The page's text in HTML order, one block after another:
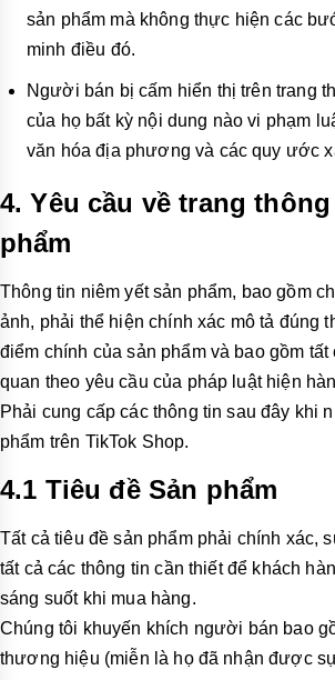
sản phẩm mà không thực hiện các
minh điều đó.
Người bán bị cấm hiển thị trên trang
của họ bất kỳ nội dung nào vi phạm
văn hóa địa phương và các quy ước
4. Yêu cầu về trang
phẩm
Thông tin niêm yết sản phẩm, bao gồm
ảnh, phải thể hiện chính xác mô tả đúng
điểm chính của sản phẩm và bao gồm tất
quan theo yêu cầu của pháp luật hiện
Phải cung cấp các thông tin sau đây khi
phẩm trên TikTok Shop.
4.1 Tiêu đề Sản phẩm
Tất cả tiêu đề sản phẩm phải chính xác,
tất cả các thông tin cần thiết để khách
sáng suốt khi mua hàng.
Chúng tôi khuyến khích người bán bao
thương hiệu (miễn là họ đã nhận được